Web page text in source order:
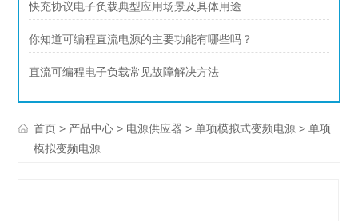
快充协议电子负载典型应用场景及具体用途
你知道可编程直流电源的主要功能有哪些吗？
直流可编程电子负载常见故障解决方法
首页 > 产品中心 > 电源供应器 >单项模拟式变频电源 > 单项
模拟变频电源